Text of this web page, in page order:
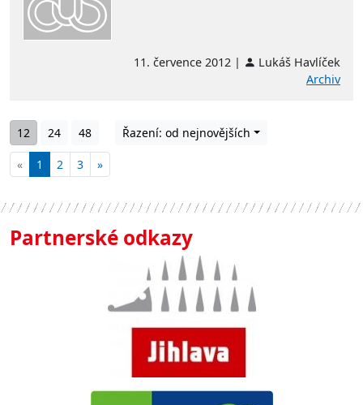
11. července 2012 |
Lukáš Havlíček
Archiv
12 24 48 Řazení: od nejnovějších
« 1 2 3 »
Partnerské odkazy